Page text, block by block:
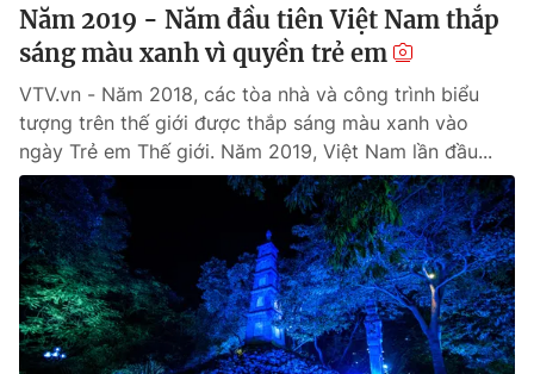
® Cấm sao chép dưới mọi hình thức nếu không có sự chấp
thuận bằng văn bản. Ghi rõ nguồn VTV.vn khi phát hành lại
thông tin từ website này.
Năm 2019 - Năm đầu tiên Việt Nam thắp
sáng màu xanh vì quyền trẻ em
VTV.vn - Năm 2018, các tòa nhà và công trình biểu
tượng trên thế giới được thắp sáng màu xanh vào
ngày Trẻ em Thế giới. Năm 2019, Việt Nam lần đầu...